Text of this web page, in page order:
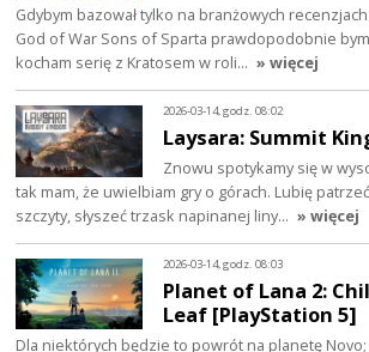
Gdybym bazował tylko na branżowych
God of War Sons of Sparta prawdopodobnie bym
kocham serię z Kratosem w roli… » więcej
2026-03-14, godz. 08:02
Laysara: Summit
Znowu spotykamy się w
tak mam, że uwielbiam gry o górach. Lubię
szczyty, słyszeć trzask napinanej liny… » więcej
2026-03-14, godz. 08:03
Planet of Lana 2:
Leaf [PlayStation 5]
Dla niektórych będzie to powrót na planetę